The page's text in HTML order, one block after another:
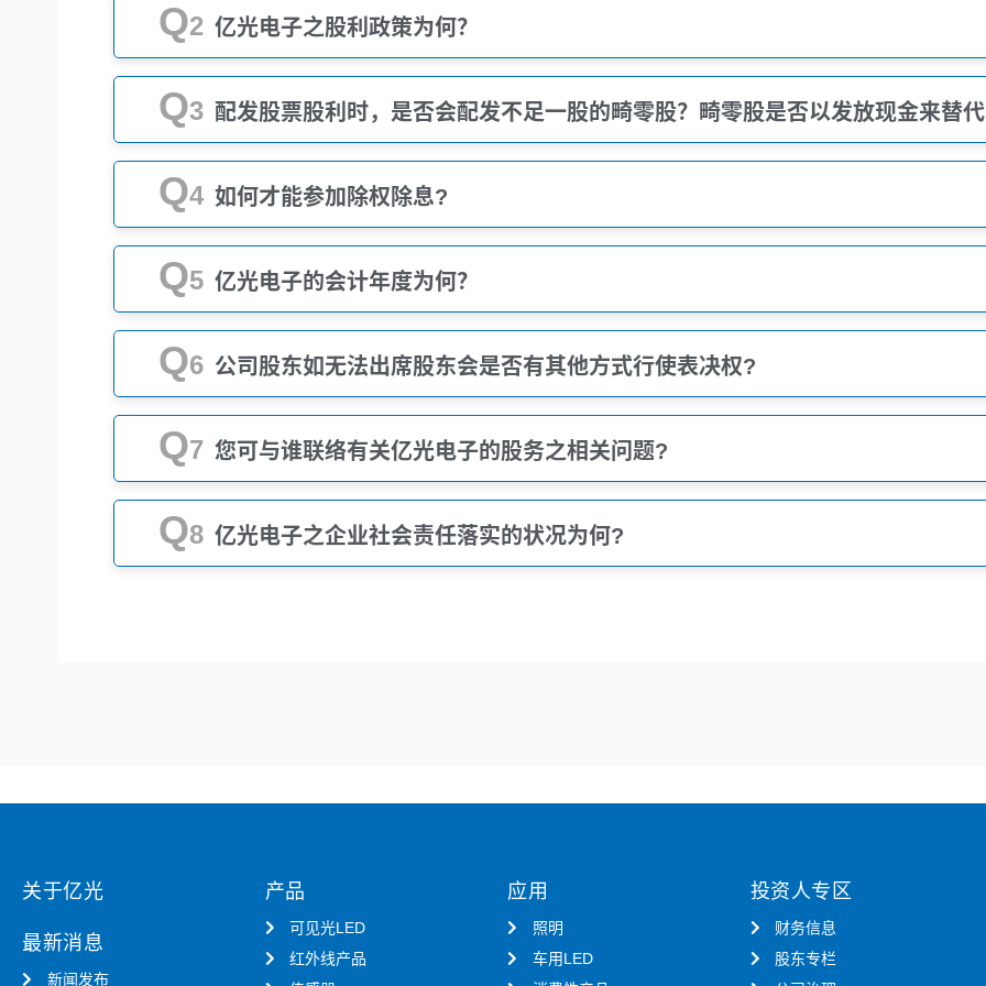
Q2 亿光电子之股利政策为何？
Q3 配发股票股利时，是否会配发不足一股的畸零股？畸零股是否以发放现金来替
Q4 如何才能参加除权除息?
Q5 亿光电子的会计年度为何？
Q6 公司股东如无法出席股东会是否有其他方式行使表决权?
Q7 您可与谁联络有关亿光电子的股务之相关问题?
Q8 亿光电子之企业社会责任落实的状况为何?
关于亿光
最新消息
新闻发布
产品
可见光LED
红外线产品
应用
照明
车用LED
投资人专区
财务信息
股东专栏